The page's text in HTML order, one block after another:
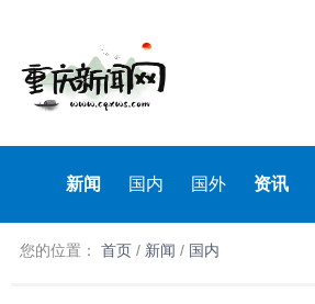
新闻 国内 国外 资讯
您的位置： 首页 / 新闻 / 国内